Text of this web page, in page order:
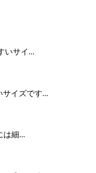
いサイ...
イズです...
は細...